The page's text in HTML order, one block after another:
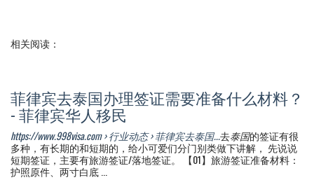
相关阅读：
菲律宾去泰国办理签证需要准备什么材料？
- 菲律宾华人移民
https://www.998visa.com › 行业动态 › 菲律宾去泰国...去泰国的签证有很
多种，有长期的和短期的，给小可爱们分门别类做下讲解， 先说说
短期签证，主要有旅游签证/落地签证。 【01】旅游签证准备材料：
护照原件、两寸白底 ...